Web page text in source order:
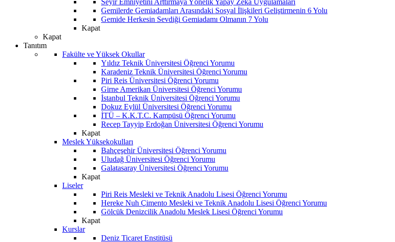
Gemilerde Gemiadamları Arasındaki Sosyal İlişkileri Geliştirmenin 6 Yolu
Gemide Herkesin Sevdiği Gemiadamı Olmanın 7 Yolu
Kapat
Kapat
Tanıtım
Fakülte ve Yüksek Okullar
Yıldız Teknik Üniversitesi Öğrenci Yorumu
Karadeniz Teknik Üniversitesi Öğrenci Yorumu
Piri Reis Üniversitesi Öğrenci Yorumu
Girne Amerikan Üniversitesi Öğrenci Yorumu
İstanbul Teknik Üniversitesi Öğrenci Yorumu
Dokuz Eylül Üniversitesi Öğrenci Yorumu
İTÜ – K.K.T.C. Kampüsü Öğrenci Yorumu
Recep Tayyip Erdoğan Üniversitesi Öğrenci Yorumu
Kapat
Meslek Yüksekokulları
Bahçeşehir Üniversitesi Öğrenci Yorumu
Uludağ Üniversitesi Öğrenci Yorumu
Galatasaray Üniversitesi Öğrenci Yorumu
Kapat
Liseler
Piri Reis Mesleki ve Teknik Anadolu Lisesi Öğrenci Yorumu
Hereke Nuh Çimento Mesleki ve Teknik Anadolu Lisesi Öğrenci Yorumu
Gölcük Denizcilik Anadolu Meslek Lisesi Öğrenci Yorumu
Kapat
Kurslar
Deniz Ticaret Enstitüsü